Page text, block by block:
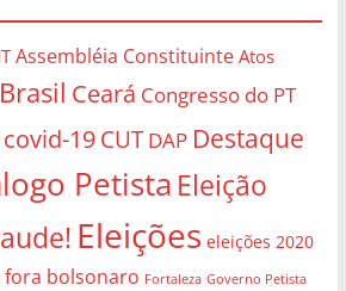
Assembléia Constituinte Atos
Brasil Ceará Congresso do PT
covid-19CUT DAP Destaque
Petista Eleição
Eleições eleições 2020
fora bolsonaro Fortaleza Governo Petista